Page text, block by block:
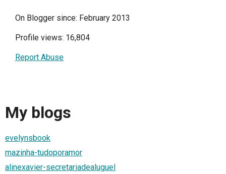
On Blogger since: February 2013
Profile views: 16,804
Report Abuse
My blogs
evelynsbook
mazinha-tudoporamor
alinexavier-secretariadealuguel